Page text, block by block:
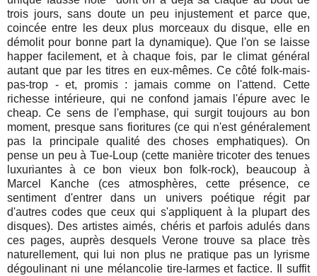
trois jours, sans doute un peu injustement et parce que,
coincée entre les deux plus morceaux du disque, elle en
démolit pour bonne part la dynamique). Que l'on se laisse
happer facilement, et à chaque fois, par le climat général
autant que par les titres en eux-mêmes. Ce côté folk-mais-
pas-trop - et, promis : jamais comme on l'attend. Cette
richesse intérieure, qui ne confond jamais l'épure avec le
cheap. Ce sens de l'emphase, qui surgit toujours au bon
moment, presque sans fioritures (ce qui n'est généralement
pas la principale qualité des choses emphatiques). On
pense un peu à Tue-Loup (cette manière tricoter des tenues
luxuriantes à ce bon vieux bon folk-rock), beaucoup à
Marcel Kanche (ces atmosphères, cette présence, ce
sentiment d'entrer dans un univers poétique régit par
d'autres codes que ceux qui s'appliquent à la plupart des
disques). Des artistes aimés, chéris et parfois adulés dans
ces pages, auprès desquels Verone trouve sa place très
naturellement, qui lui non plus ne pratique pas un lyrisme
dégoulinant ni une mélancolie tire-larmes et factice. Il suffit